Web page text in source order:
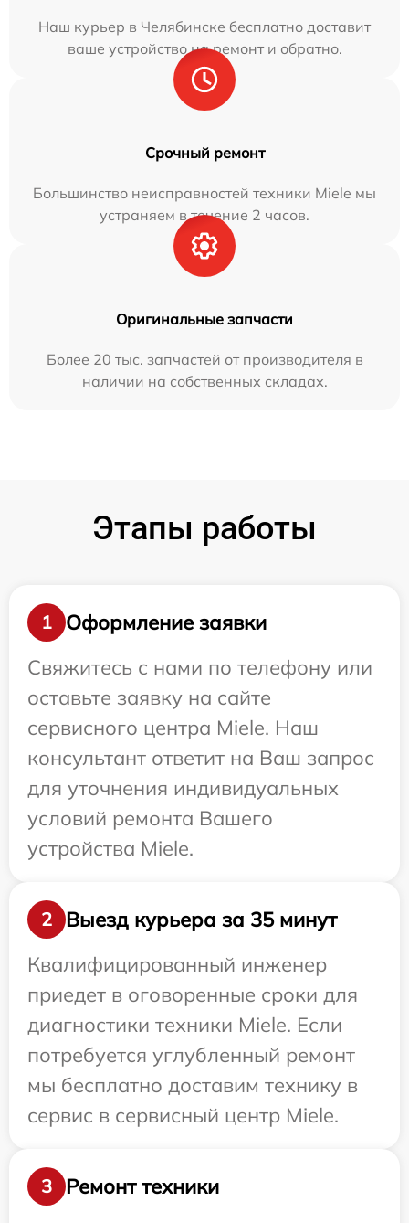
Наш курьер в Челябинске бесплатно доставит
ваше устройство на ремонт и обратно.
Срочный ремонт
Большинство неисправностей техники Miele мы
устраняем в течение 2 часов.
Оригинальные запчасти
Более 20 тыс. запчастей от производителя в
наличии на собственных складах.
Этапы работы
1
Оформление заявки
Свяжитесь с нами по телефону или
оставьте заявку на сайте
сервисного центра Miele. Наш
консультант ответит на Ваш запрос
для уточнения индивидуальных
условий ремонта Вашего
устройства Miele.
2
Выезд курьера за 35 минут
Квалифицированный инженер
приедет в оговоренные сроки для
диагностики техники Miele. Если
потребуется углубленный ремонт
мы бесплатно доставим технику в
сервис в сервисный центр Miele.
3
Ремонт техники